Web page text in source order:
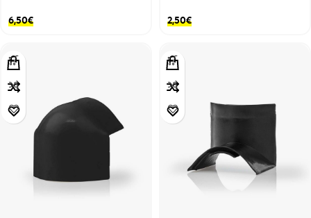
6,50€ 2,50€